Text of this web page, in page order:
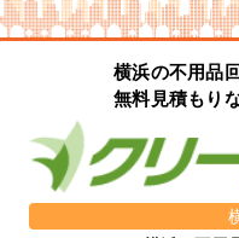
横浜の不用品
無料見積もり